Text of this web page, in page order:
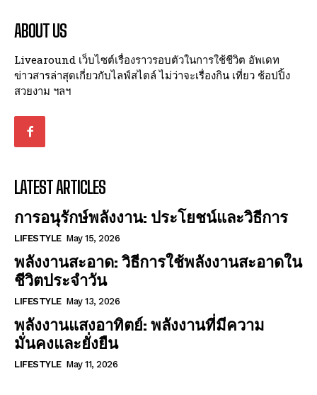
ABOUT US
Livearound เว็บไซต์เรื่องราวรอบตัวในการใช้ชีวิต อัพเดท
ข่าวสารล่าสุดเกี่ยวกับไลฟ์สไตล์ ไม่ว่าจะเรื่องกิน เที่ยว ช้อปปิ้ง
สวยงาม ฯลฯ
LATEST ARTICLES
การอนุรักษ์พลังงาน: ประโยชน์และวิธีการ
LIFESTYLE May 15, 2026
พลังงานสะอาด: วิธีการใช้พลังงานสะอาดใน
ชีวิตประจำวัน
LIFESTYLE May 13, 2026
พลังงานแสงอาทิตย์: พลังงานที่มีความ
มั่นคงและยั่งยืน
LIFESTYLE May 11, 2026